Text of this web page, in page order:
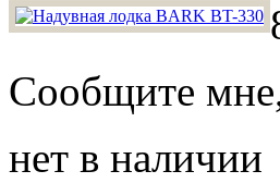
Сообщите мне,
нет в наличии